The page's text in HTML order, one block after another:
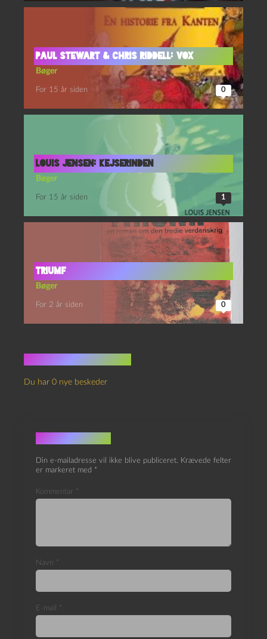
Paul Stewart & Chris Riddell: Vox
Bøger
For 15 år siden 0
Louis Jensen: Kejserinden
Bøger
For 15 år siden 1
Triumf
Bøger
For 2 år siden 0
Du har 0 nye beskeder
Skriv et svar
Din e-mailadresse vil ikke blive publiceret. Krævede felter
er markeret med *
Kommentar *
Navn *
E-mail *